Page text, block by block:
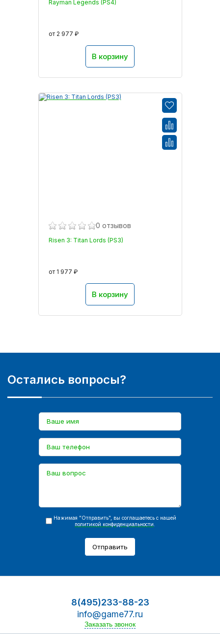
Rayman Legends (PS4)
от 2 977 ₽
В корзину
0 отзывов
Risen 3: Titan Lords (PS3)
от 1 977 ₽
В корзину
Остались вопросы?
Нажимая "Отправить", вы соглашаетесь с нашей
политикой конфиденциальности
Отправить
8(495)233-88-23
info@game77.ru
Заказать звонок